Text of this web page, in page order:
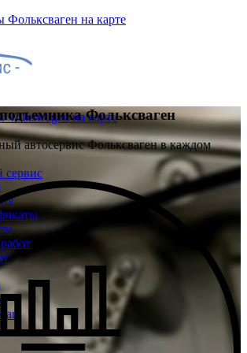
Фольксваген на карте
Volkswagen на картеФольксваген
автосервис Фольксваген в каждом